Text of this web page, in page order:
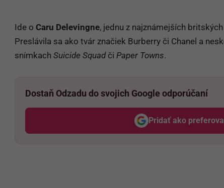
Ide o Caru Delevingne, jednu z najznámejších
Preslávila sa ako tvár značiek Burberry či Chanel a
snímkach Suicide Squadči Paper Towns.
Dostaň Odzadu do svojich Google odporúčaní
Pridať ako